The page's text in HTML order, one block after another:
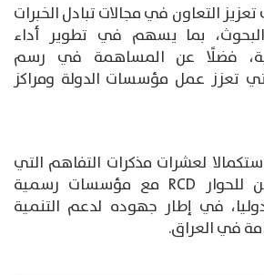
التعاون في مجالات تبادل الخبرات
بما يسهم في تطوير أداء
فضلًا عن المساهمة في رسم
تعزز عمل مؤسسات الدولة ومراكز
لعشرات مذكرات التفاهم التي
عقدها مركز الرافدين للحوار RCD مع مؤسسات رسمية
في إطار جهوده لدعم التنمية
في العراق.